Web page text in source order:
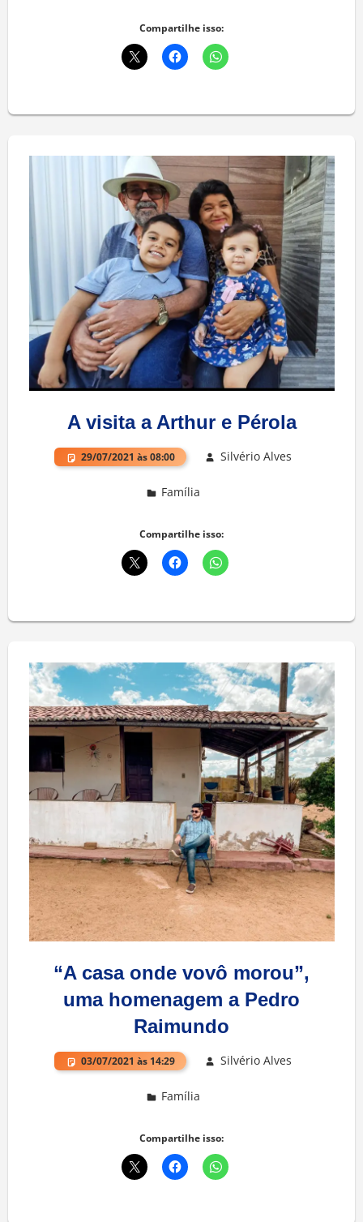
Compartilhe isso:
A visita a Arthur e Pérola
29/07/2021 às 08:00 Silvério Alves
Família
Compartilhe isso:
“A casa onde vovô morou”,
uma homenagem a Pedro
Raimundo
03/07/2021 às 14:29 Silvério Alves
Família
Compartilhe isso: